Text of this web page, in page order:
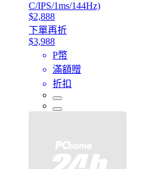
C/IPS/1ms/144Hz)
$2,888
下單再折
$3,988
P幣
滿額贈
折扣